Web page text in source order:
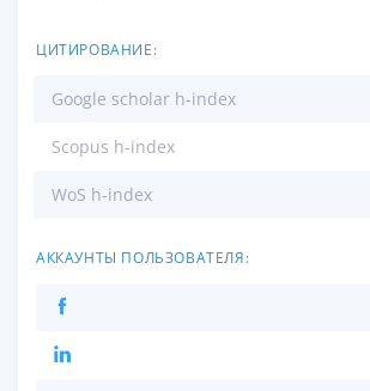
ЦИТИРОВАНИЕ:
Google scholar h-index
Scopus h-index
WoS h-index
АККАУНТЫ ПОЛЬЗОВАТЕЛЯ: